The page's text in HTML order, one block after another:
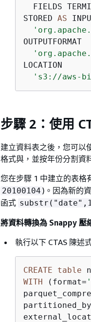
FIELDS
STORED AS
OUTPUTFORMAT
LOCATION
's3://aws-
步驟 2：使用
建立資料表之後，您可以
格式與，並按年份分割資
您在步驟 1 中建立的表格
20100104 )。因為新的
函式
將資料轉換為 Snappy 壓
執行以下 CTAS 陳述
CREATE table
WITH (format=
partitioned_by